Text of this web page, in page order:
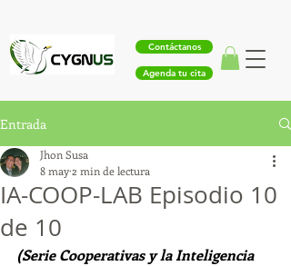
Agenda tu cita
Contáctanos
Entrada
IA-COOP-LAB Episodio 10
de 10
Jhon Susa
8 may2 min de lectura
(Serie Cooperativas y la Inteligencia